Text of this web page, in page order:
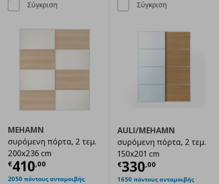
Σύγκριση
MEHAMN
συρόμενη πόρτα, 2 τεμ.
200x236 cm
€410,00
Τρέχουσα τιμή € 410,00
2050 πόντους ανταμοιβής
Σύγκριση
AULI/MEHAMN
συρόμενη πόρτα, 2 τεμ.
150x201 cm
€330,00
Τρέχουσα
1650 πόντους ανταμοιβής